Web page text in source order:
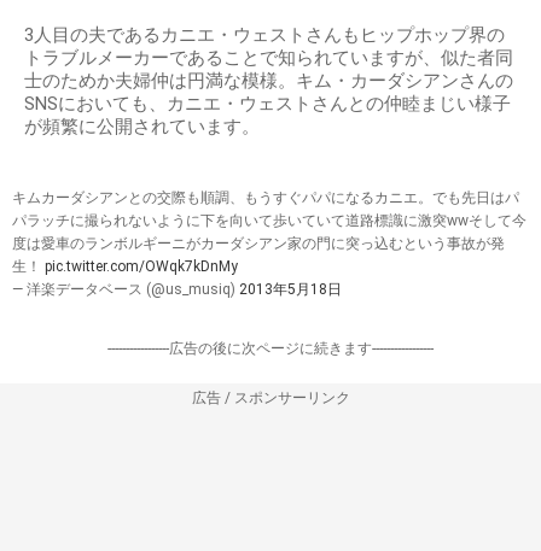
3人目の夫であるカニエ・ウェストさんもヒップホップ界の
トラブルメーカーであることで知られていますが、似た者同
士のためか夫婦仲は円満な模様。キム・カーダシアンさんの
SNSにおいても、カニエ・ウェストさんとの仲睦まじい様子
が頻繁に公開されています。
キムカーダシアンとの交際も順調、もうすぐパパになるカニエ。でも先日はパ
パラッチに撮られないように下を向いて歩いていて道路標識に激突wwそして今
度は愛車のランボルギーニがカーダシアン家の門に突っ込むという事故が発
生！ pic.twitter.com/OWqk7kDnMy
— 洋楽データベース (@us_musiq) 2013年5月18日
-----------------広告の後に次ページに続きます-----------------
広告 / スポンサーリンク